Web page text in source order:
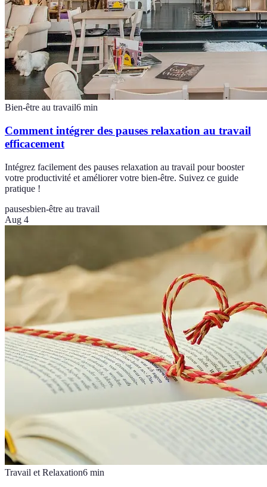
Bien-être au travail6 min
Comment intégrer des pauses relaxation au travail
efficacement
Intégrez facilement des pauses relaxation au travail pour booster
votre productivité et améliorer votre bien-être. Suivez ce guide
pratique !
pausesbien-être au travail
Aug 4
Travail et Relaxation6 min